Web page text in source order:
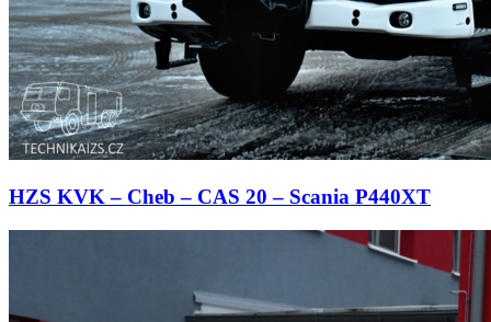
HZS KVK – Cheb – CAS 20 – Scania P440XT